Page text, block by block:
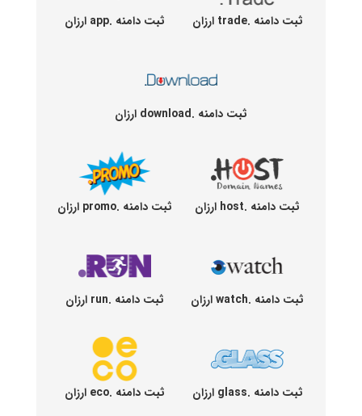
ثبت دامنه .trade ارزان ثبت دامنه .app ارزان
ثبت دامنه .download ارزان
ثبت دامنه .host ارزان ثبت دامنه .promo ارزان
ثبت دامنه .watch ارزان ثبت دامنه .run ارزان
ثبت دامنه .glass ارزان ثبت دامنه .eco ارزان